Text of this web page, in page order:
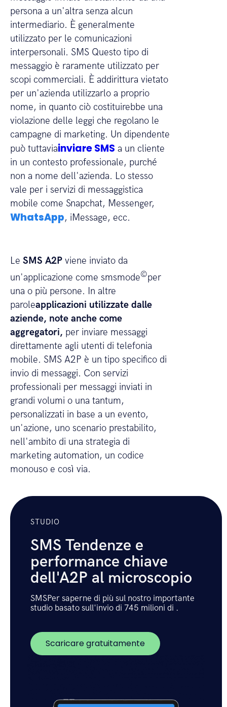
persona a un'altra senza alcun
intermediario. È generalmente
utilizzato per le comunicazioni
interpersonali. SMS Questo tipo di
messaggio è raramente utilizzato per
scopi commerciali. È addirittura vietato
per un'azienda utilizzarlo a proprio
nome, in quanto ciò costituirebbe una
violazione delle leggi che regolano le
campagne di marketing. Un dipendente
può tuttaviainviare SMS a un cliente
in un contesto professionale, purché
non a nome dell'azienda. Lo stesso
vale per i servizi di messaggistica
mobile come Snapchat, Messenger,
WhatsApp, iMessage, ecc.
Le SMS A2P viene inviato da
un'applicazione come smsmode©per
una o più persone. In altre
paroleapplicazioni utilizzate dalle
aziende, note anche come
aggregatori, per inviare messaggi
direttamente agli utenti di telefonia
mobile. SMS A2P è un tipo specifico di
invio di messaggi. Con servizi
professionali per messaggi inviati in
grandi volumi o una tantum,
personalizzati in base a un evento,
un'azione, uno scenario prestabilito,
nell'ambito di una strategia di
marketing automation, un codice
monouso e così via.
STUDIO
SMS Tendenze e
performance chiave
dell'A2P al microscopio
SMSPer saperne di più sul nostro importante
studio basato sull'invio di 745 milioni di .
Scaricare gratuitamente